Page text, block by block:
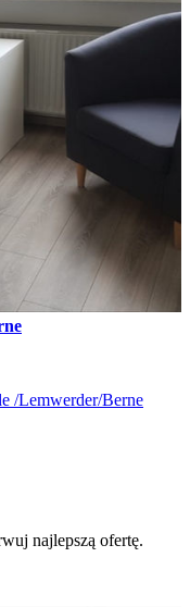
/Lemwerder/Berne
najlepszą ofertę.